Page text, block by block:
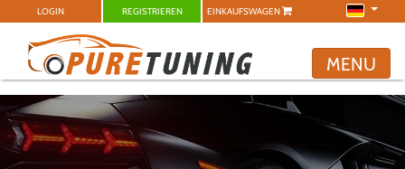
LOGIN REGISTRIEREN EINKAUFSWAGEN
MENU